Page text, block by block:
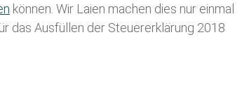
können. Wir Laien machen dies nur einmal
das Ausfüllen der Steuererklärung 2018